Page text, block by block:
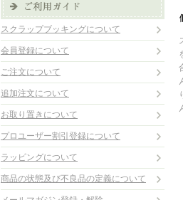
スクラップブッキングについて
会員登録について
ご注文について
追加注文について
お取り置きについて
プロユーザー割引登録について
ラッピングについて
商品の状態及び不良品の定義について